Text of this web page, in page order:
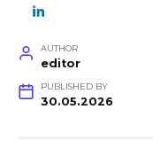
AUTHOR
editor
PUBLISHED BY
30.05.2026